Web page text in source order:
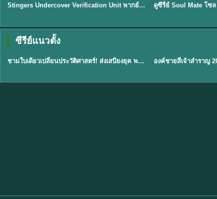
EP.11Stingers Undercover Verification Unit พากย์ไทย EP1-11 HD ฟรี ★8
ซีรีย์แนวตั้ง
EP.1
พากย์ไทย
ชามใบเดียวเปลี่ยนประวัติศาสตร์! ส่งเสบียงยุค พากย์ไทย